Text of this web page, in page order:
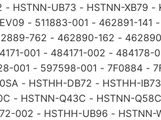
- HSTNN-UB73 - HSTNN-XB79 -
EV09 - 511883-001 - 462891-141 -
762 - 462890-162 -
001 - 484171-002 - 484178-
001 - 597598-001 - 7F0884 -
- HSTHH-DB72 - HSTHH-IB73
- HSTNN-Q43C - HSTNN-Q58C
002 - HSTHH-UB96 - HSTNN-